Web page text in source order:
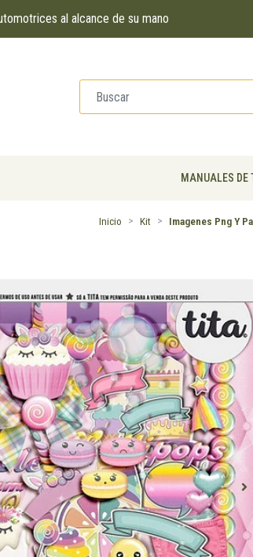
al alcance de su mano
MANUALES DE
Inicio Kit Imagenes Png Y